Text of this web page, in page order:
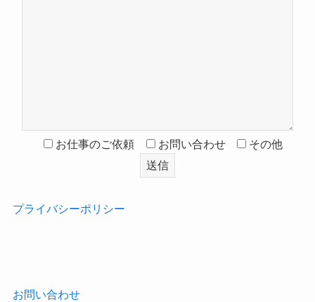
お仕事のご依頼 お問い合わせ その他
プライバシーポリシー
お問い合わせ